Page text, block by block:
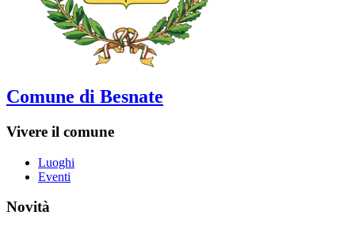
Comune di Besnate
Vivere il comune
Luoghi
Eventi
Novità